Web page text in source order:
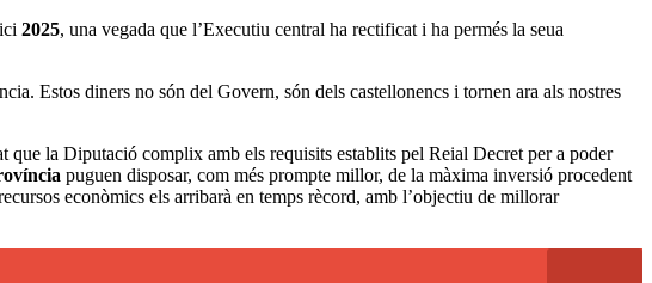
2025, una vegada que l’Executiu central ha rectificat i ha permés la seua
Estos diners no són del Govern, són dels castellonencs i tornen ara als nostres
que la Diputació complix amb els requisits establits pel Reial Decret per a poder
puguen disposar, com més prompte millor, de la màxima inversió procedent
econòmics els arribarà en temps rècord, amb l’objectiu de millorar